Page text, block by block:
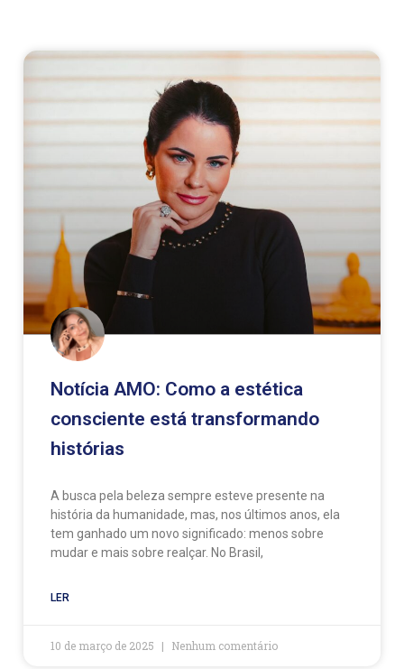
Notícia AMO: Como a estética
consciente está transformando
histórias
A busca pela beleza sempre esteve presente na
história da humanidade, mas, nos últimos anos, ela
tem ganhado um novo significado: menos sobre
mudar e mais sobre realçar. No Brasil,
LER
10 de março de 2025 Nenhum comentário